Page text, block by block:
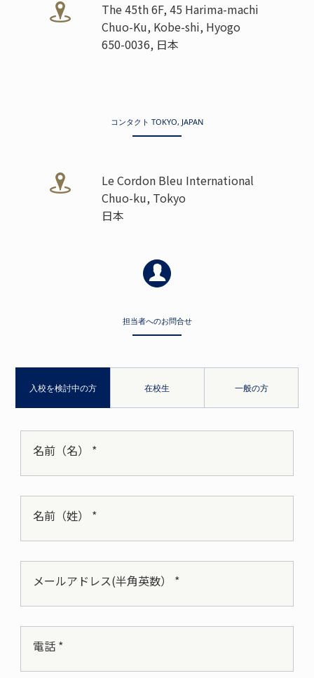
The 45th 6F, 45 Harima-machi
Chuo-Ku, Kobe-shi, Hyogo
650-0036, 日本
コンタクト TOKYO, JAPAN
Le Cordon Bleu International
Chuo-ku, Tokyo
日本
担当者へのお問合せ
入校を検討中の方 在校生 一般の方
名前（名） *
名前（姓） *
メールアドレス(半角英数） *
電話 *